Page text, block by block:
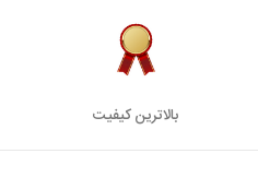
بالاترین کیفیت